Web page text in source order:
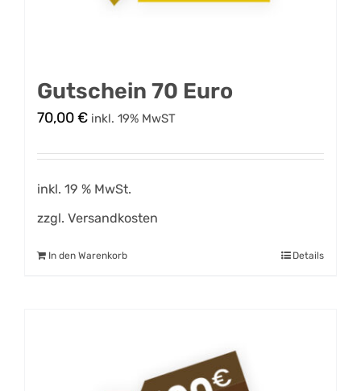
Gutschein 70 Euro
70,00€ inkl. 19% MwST
inkl. 19 % MwSt.
zzgl. Versandkosten
In den Warenkorb Details